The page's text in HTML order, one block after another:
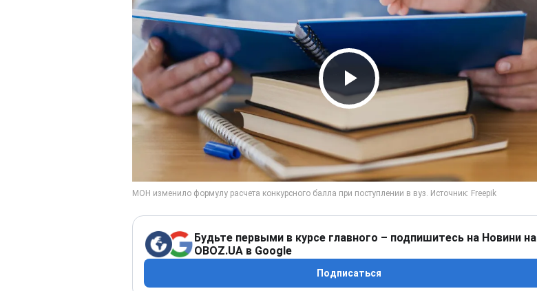
Play Video
Будьте первыми в курсе главного – подпишитесь на Новини на
OBOZ.UA в Google
Подписаться